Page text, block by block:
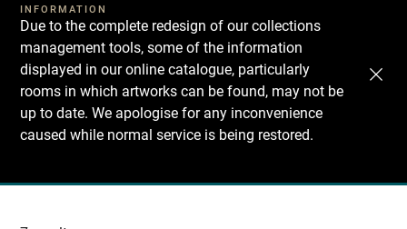
INFORMATION
Due to the complete redesign of our collections
management tools, some of the information
displayed in our online catalogue, particularly
rooms in which artworks can be found, may not be
up to date. We apologise for any inconvenience
caused while normal service is being restored.
Recherche